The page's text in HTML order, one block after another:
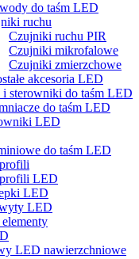
do taśm LED
ruchu
Czujniki ruchu PIR
Czujniki mikrofalowe
Czujniki zmierzchowe
akcesoria LED
sterowniki do taśm LED
do taśm LED
LED
do taśm LED
LED
LED
LED
LED nawierzchniowe